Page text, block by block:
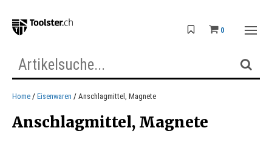
0
Home Eisenwaren Anschlagmittel, Magnete
Anschlagmittel, Magnete